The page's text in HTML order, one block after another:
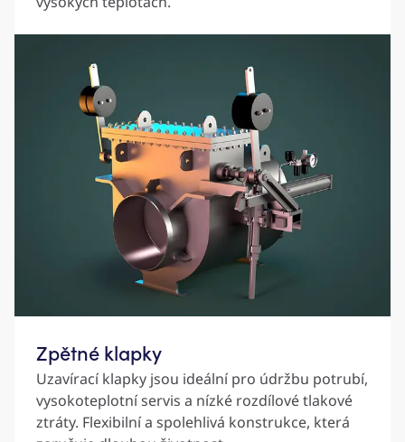
Zpětné klapky
Uzavírací klapky jsou ideální pro údržbu potrubí,
vysokoteplotní servis a nízké rozdílové tlakové
ztráty. Flexibilní a spolehlivá konstrukce, která